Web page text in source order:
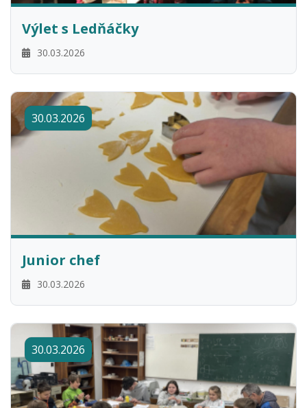
Výlet s Ledňáčky
30.03.2026
30.03.2026
Junior chef
30.03.2026
30.03.2026